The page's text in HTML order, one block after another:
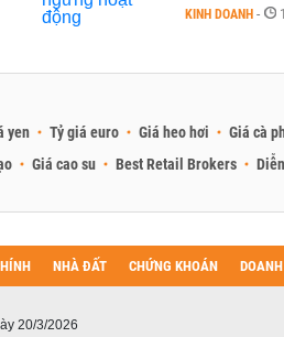
KINH DOANH -
yen Tỷ giá euro Giá heo hơi Giá cà
Giá cao su Best Retail Brokers
NHÀ ĐẤT CHỨNG KHOÁN
20/3/2026